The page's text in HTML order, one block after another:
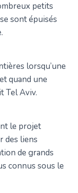
petits
sont épuisés
lorsqu’une
quand une
Tel Aviv.
le projet
des liens
de grands
connus sous le